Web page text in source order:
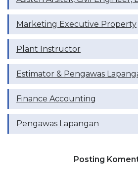
Marketing Executive Property
Plant Instructor
Estimator & Pengawas
Finance Accounting
Pengawas Lapangan
Posting